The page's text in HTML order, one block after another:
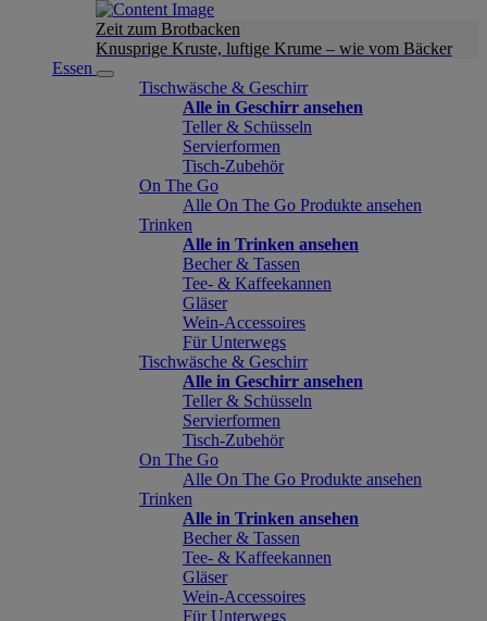
Zeit zum Brotbacken
Knusprige Kruste, luftige Krume – wie vom Bäcker
Essen
Tischwäsche & Geschirr
Alle in Geschirr ansehen
Teller & Schüsseln
Servierformen
Tisch-Zubehör
On The Go
Alle On The Go Produkte ansehen
Trinken
Alle in Trinken ansehen
Becher & Tassen
Tee- & Kaffeekannen
Gläser
Wein-Accessoires
Für Unterwegs
Tischwäsche & Geschirr
Alle in Geschirr ansehen
Teller & Schüsseln
Servierformen
Tisch-Zubehör
On The Go
Alle On The Go Produkte ansehen
Trinken
Alle in Trinken ansehen
Becher & Tassen
Tee- & Kaffeekannen
Gläser
Wein-Accessoires
Für Unterwegs